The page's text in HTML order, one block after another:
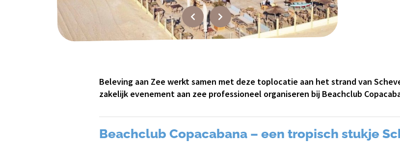
Beleving aan Zee werkt samen met deze toplocatie aan het strand van
zakelijk evenement aan zee professioneel organiseren bij Beachclub
Beachclub Copacabana – een tropisch stukje